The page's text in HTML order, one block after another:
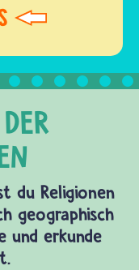
du Religionen
geographisch
und erkunde